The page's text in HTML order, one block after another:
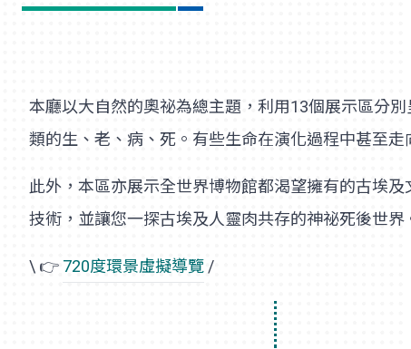
本廳以大自然的奧祕為總主題，利用13個展示區分
類的生、老、病、死。有些生命在演化過程中甚至
此外，本區亦展示全世界博物館都渴望擁有的古埃
技術，並讓您一探古埃及人靈肉共存的神祕死後世界
\ 👉 720度環景虛擬導覽 /